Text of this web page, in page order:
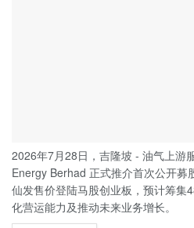
2026年7月28日，吉隆坡 - 油气上游
Energy Berhad 正式推介首次公开募
仙发售价登陆马股创业板，预计筹集
化营运能力及推动未来业务增长。